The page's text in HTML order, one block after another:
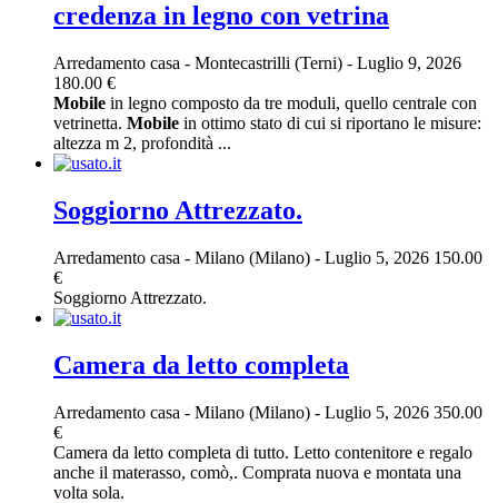
credenza in legno con vetrina
Arredamento casa - Montecastrilli (Terni) - Luglio 9, 2026
180.00 €
Mobile in legno composto da tre moduli, quello centrale con
vetrinetta. Mobile in ottimo stato di cui si riportano le misure:
altezza m 2, profondità ...
Soggiorno Attrezzato.
Arredamento casa - Milano (Milano) - Luglio 5, 2026 150.00
€
Soggiorno Attrezzato.
Camera da letto completa
Arredamento casa - Milano (Milano) - Luglio 5, 2026 350.00
€
Camera da letto completa di tutto. Letto contenitore e regalo
anche il materasso, comò,. Comprata nuova e montata una
volta sola.